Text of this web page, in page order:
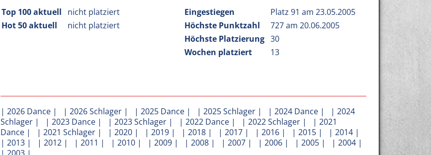
Top 100 aktuell
nicht platziert
Hot 50 aktuell
nicht platziert
Eingestiegen
Platz 91 am 23.05.2005
Höchste Punktzahl
727 am 20.06.2005
Höchste Platzierung 30
Wochen platziert
13
| 2026 Dance | | 2026 Schlager | | 2025 Dance | | 2025 Schlager | | 2024 Dance | | 2024
Schlager | | 2023 Dance | | 2023 Schlager | | 2022 Dance | | 2022 Schlager | | 2021
Dance | | 2021 Schlager | | 2020 | | 2019 | | 2018 | | 2017 | | 2016 | | 2015 | | 2014 |
| 2013 | | 2012 | | 2011 | | 2010 | | 2009 | | 2008 | | 2007 | | 2006 | | 2005 | | 2004 |